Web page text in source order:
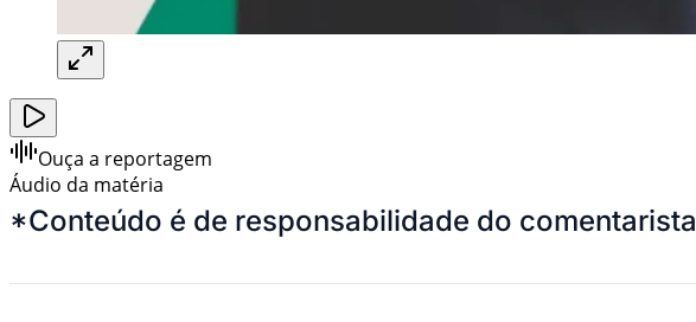
Ouça a reportagem
Áudio da matéria
*Conteúdo é de responsabilidade do comentarista